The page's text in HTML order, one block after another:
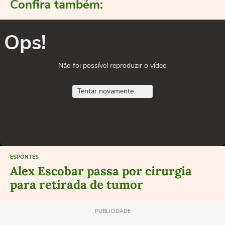
Confira também:
Ops!
Não foi possível reproduzir o vídeo
Tentar novamente
ESPORTES
Alex Escobar passa por cirurgia
para retirada de tumor
PUBLICIDADE